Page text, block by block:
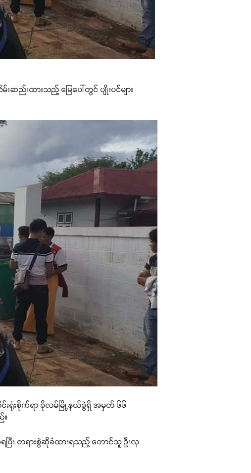
ည်းထားသည့် မြေပေါ်တွင် ပျိုးပင်များ
းရုံးစိုက်ရာ ခိုလမ်မြို့နယ်ခွဲရှိ အမှတ် ၆၆
။
ရပြီး တရားစွဲဆိုခံထားရသည့် တောင်သူ ဦးလှ